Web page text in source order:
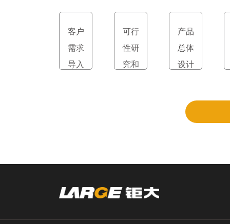
客户
需求
导入
可行
性研
究和
产品
总体
设计